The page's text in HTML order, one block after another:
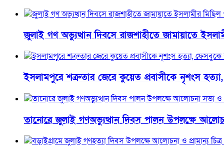
জুলাই গণ অভ্যুত্থান দিবসে রাজশাহীতে জামায়াতে
ইসলামপুরে শত্রুতার জেরে কুয়েত প্রবাসীকে নৃশংস
তানোরে জুলাই গণঅভ্যুত্থান দিবস পালন উপলক্ষে